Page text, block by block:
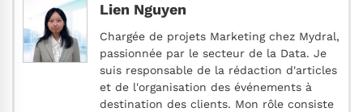
Lien Nguyen
Chargée de projets Marketing chez Mydral,
passionnée par le secteur de la Data. Je
suis responsable de la rédaction d'articles
et de l'organisation des événements à
destination des clients. Mon rôle consiste